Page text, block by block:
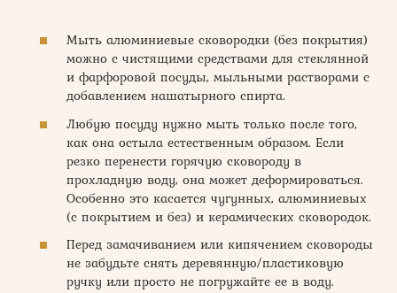
Мыть алюминиевые сковородки (без покрытия)
можно с чистящими средствами для стеклянной
и фарфоровой посуды, мыльными растворами с
добавлением нашатырного спирта.
Любую посуду нужно мыть только после того,
как она остыла естественным образом. Если
резко перенести горячую сковороду в
прохладную воду, она может деформироваться.
Особенно это касается чугунных, алюминиевых
(с покрытием и без) и керамических сковородок.
Перед замачиванием или кипячением сковороды
не забудьте снять деревянную/пластиковую
ручку или просто не погружайте ее в воду.